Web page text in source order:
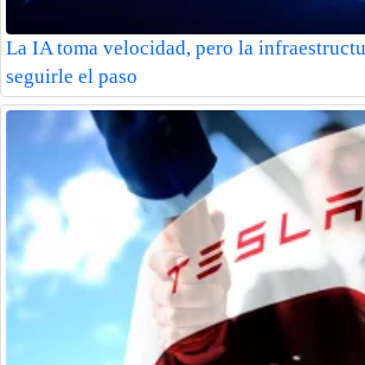
La IA toma velocidad, pero la
seguirle el paso